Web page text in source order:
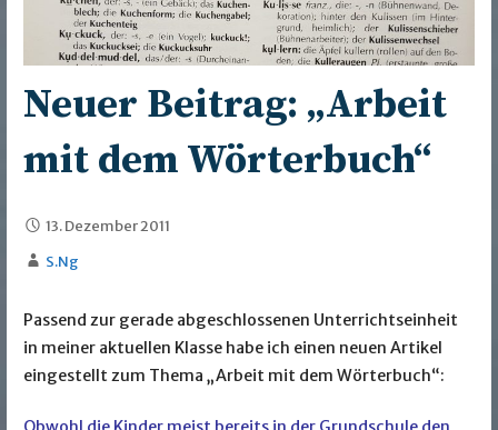
Neuer Beitrag: „Arbeit
mit dem Wörterbuch“
13. Dezember 2011
S.Ng
Passend zur gerade abgeschlossenen Unterrichtseinheit
in meiner aktuellen Klasse habe ich einen neuen Artikel
eingestellt zum Thema „Arbeit mit dem Wörterbuch“: